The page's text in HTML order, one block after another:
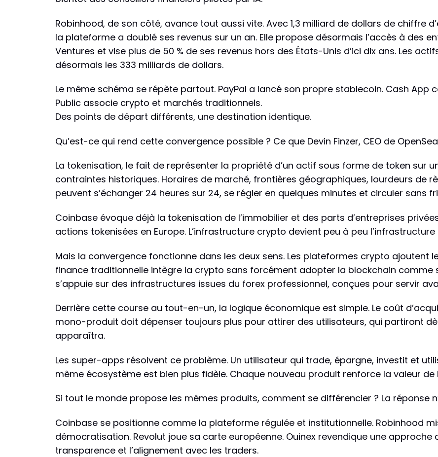
Robinhood, de son côté, avance tout aussi vite. Avec 1,3 milliard de dollars de chiffre
la plateforme a doublé ses revenus sur un an. Elle propose désormais l’accès à des
Ventures et vise plus de 50 % de ses revenus hors des États-Unis d’ici dix ans. Les
désormais les 333 milliards de dollars.
Le même schéma se répète partout. PayPal a lancé son propre stablecoin. Cash App
Public associe crypto et marchés traditionnels.
Des points de départ différents, une destination identique.
Qu’est-ce qui rend cette convergence possible ? Ce que Devin Finzer, CEO de
La tokenisation, le fait de représenter la propriété d’un actif sous forme de token sur
contraintes historiques. Horaires de marché, frontières géographiques, lourdeurs de
peuvent s’échanger 24 heures sur 24, se régler en quelques minutes et circuler sans
Coinbase évoque déjà la tokenisation de l’immobilier et des parts d’entreprises
actions tokenisées en Europe. L’infrastructure crypto devient peu à peu
Mais la convergence fonctionne dans les deux sens. Les plateformes crypto ajoutent
finance traditionnelle intègre la crypto sans forcément adopter la blockchain comme
s’appuie sur des infrastructures issues du forex professionnel, conçues pour servir
Derrière cette course au tout-en-un, la logique économique est simple. Le coût
mono-produit doit dépenser toujours plus pour attirer des utilisateurs, qui partiront
apparaîtra.
Les super-apps résolvent ce problème. Un utilisateur qui trade, épargne, investit et
même écosystème est bien plus fidèle. Chaque nouveau produit renforce la valeur de
Si tout le monde propose les mêmes produits, comment se différencier ? La réponse
Coinbase se positionne comme la plateforme régulée et institutionnelle. Robinhood
démocratisation. Revolut joue sa carte européenne. Ouinex revendique une approche
transparence et l’alignement avec les traders.